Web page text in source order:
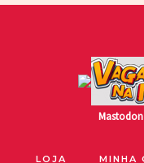
Mastodon
LOJA MINHA